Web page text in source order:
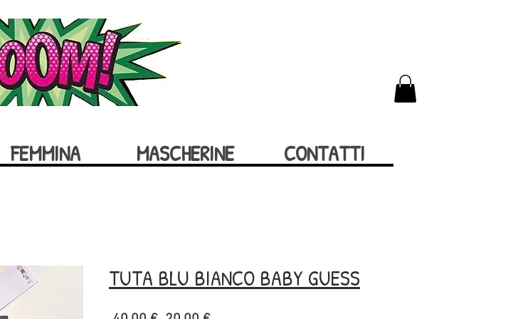
FEMMINA MASCHERINE CONTATTI
TUTA BLU BIANCO BABY GUESS